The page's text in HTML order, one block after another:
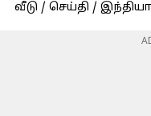
வீடு / செய்தி /